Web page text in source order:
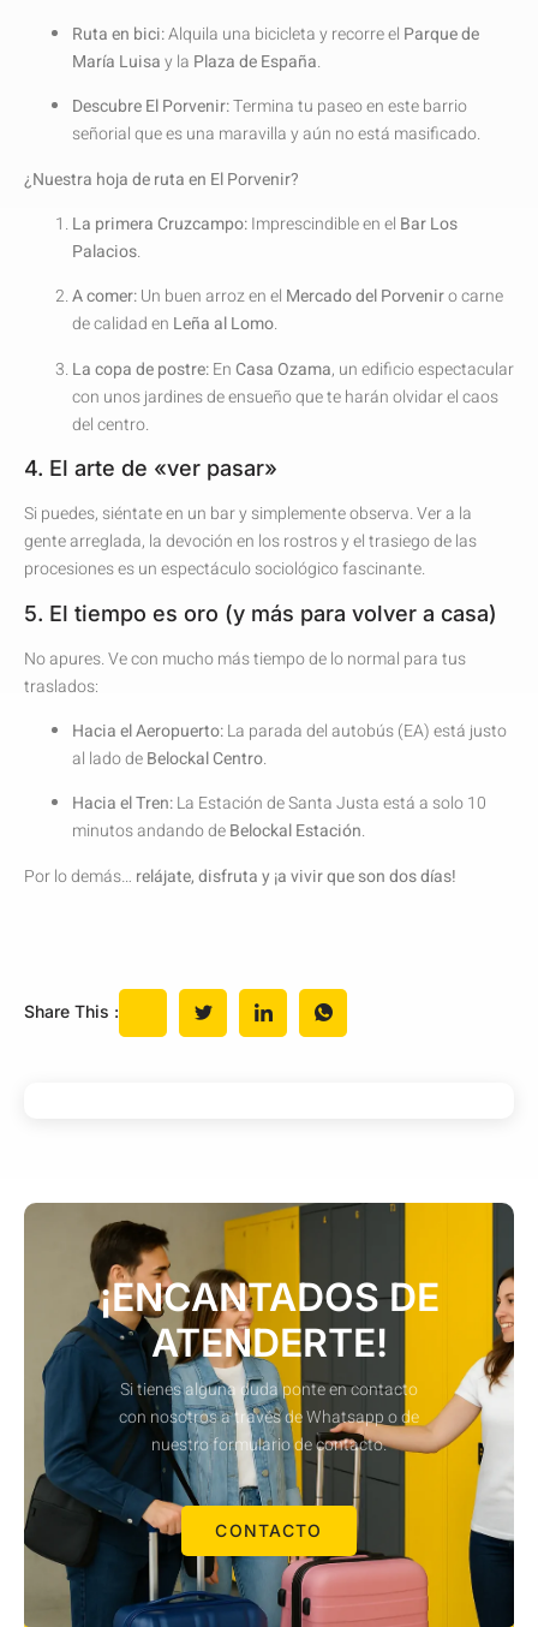
Ruta en bici:Alquila una bicicleta y recorre el Parque de
María Luisay la Plaza de España.
Descubre El Porvenir:Termina tu paseo en este barrio
señorial que es una maravilla y aún no está masificado.
¿Nuestra hoja de ruta en El Porvenir?
La primera Cruzcampo:Imprescindible en el Bar Los
Palacios.
A comer:Un buen arroz en el Mercado del Porveniro carne
de calidad en Leña al Lomo.
La copa de postre:EnCasa Ozama, un edificio espectacular
con unos jardines de ensueño que te harán olvidar el caos
del centro.
4. El arte de «ver pasar»
Si puedes, siéntate en un bar y simplemente observa. Ver a la
gente arreglada, la devoción en los rostros y el trasiego de las
procesiones es un espectáculo sociológico fascinante.
5. El tiempo es oro (y más para volver a casa)
No apures. Ve con mucho más tiempo de lo normal para tus
traslados:
Hacia el Aeropuerto:La parada del autobús (EA) está justo
al lado deBelockal Centro.
Hacia el Tren:La Estación de Santa Justa está a solo 10
minutos andando deBelockal Estación.
Por lo demás… relájate, disfruta y ¡a vivir que son dos días!
Share This :
¡ENCANTADOS DE
ATENDERTE!
Si tienes alguna duda ponte en contacto
con nosotros a través de Whatsapp o de
nuestro formulario de contacto.
CONTACTO